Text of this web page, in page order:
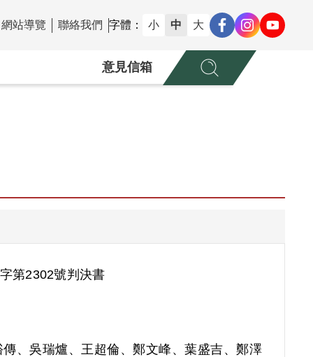
網站導覽 聯絡我們 字體： 小 中 大
意見信箱
第2302號判決書
、吳瑞爐、王超倫、鄭文峰、葉盛吉、鄭澤